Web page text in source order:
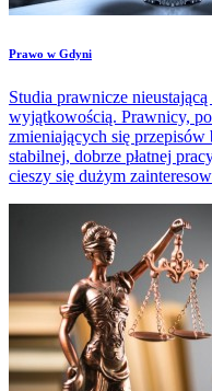
​Prawo w Gdyni
Studia prawnicze
wyjątkowością. Prawnicy,
zmieniających się przepisów
stabilnej, dobrze płatnej
cieszy się dużym